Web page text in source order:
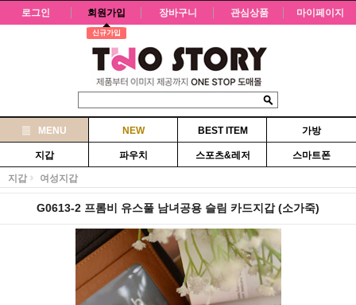
로그인 회원가입
신규가입
장바구니 관심상품 마이페이지
MENU NEW BEST ITEM 가방
지갑 파우치 스포츠&레저 스마트폰
지갑 여성지갑
G0613-2 프롬비 유스풀 남녀공용 슬림 카드지갑 (소가죽)